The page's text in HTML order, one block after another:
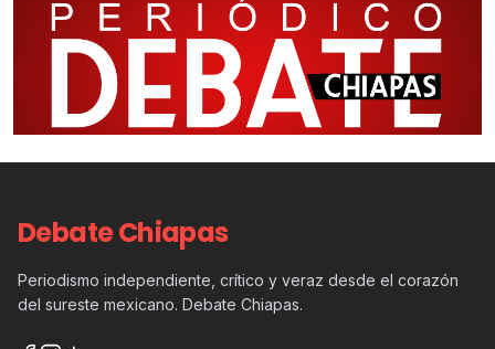
Debate Chiapas
Periodismo independiente, crítico y veraz desde el corazón
del sureste mexicano. Debate Chiapas.